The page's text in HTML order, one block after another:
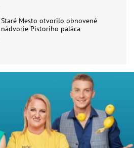
Staré Mesto otvorilo obnovené
nádvorie Pistoriho paláca